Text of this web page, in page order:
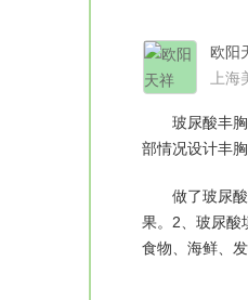
欧阳
上
玻尿酸丰胸
部情况设计丰
做了玻尿酸
果。2、玻尿酸
食物、海鲜、